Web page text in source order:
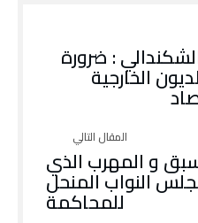
: ضرورة
الخارجية
و المهرب الذي
النواب المنحل
للمحاكمة